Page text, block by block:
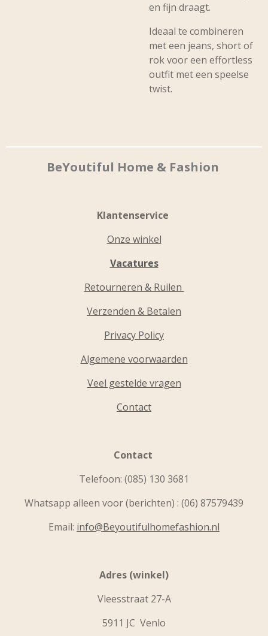
en fijn draagt.
Ideaal te combineren
met een jeans, short of
rok voor een effortless
outfit met een speelse
twist.
BeYoutiful Home & Fashion
Klantenservice
Onze winkel
Vacatures
Retourneren & Ruilen
Verzenden & Betalen
Privacy Policy
Algemene voorwaarden
Veel gestelde vragen
Contact
Contact
Telefoon: (085) 130 3681
Whatsapp alleen voor (berichten) : (06) 87579439
Email: info@Beyoutifulhomefashion.nl
Adres (winkel)
Vleesstraat 27-A
5911 JC Venlo